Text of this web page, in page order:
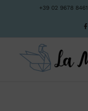
+39 02 9678 8461